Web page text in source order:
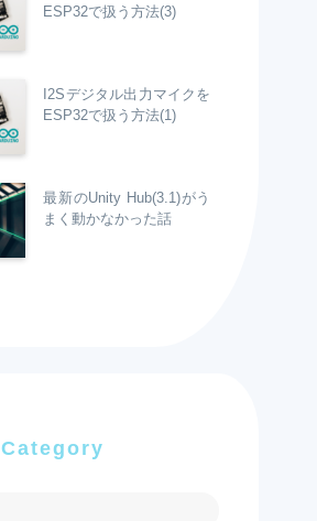
ESP32で扱う方法(3)
I2Sデジタル出力マイクを
ESP32で扱う方法(1)
最新のUnity Hub(3.1)がう
まく動かなかった話
Category